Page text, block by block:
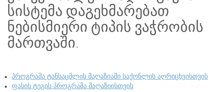
სისტემა დაგეხმარებათ
ნებისმიერი ტიპის ვაჭრობის
მართვაში.
პროგრამა ტანსაცმლის მაღაზიაში საქონლის აღრიცხვისთვის
ფასის ტეგის პროგრამა მაღაზიისთვის